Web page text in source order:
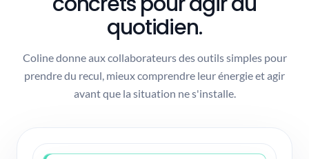
quotidien.
Coline donne aux collaborateurs des outils simples pour
prendre du recul, mieux comprendre leur énergie et agir
avant que la situation ne s'installe.